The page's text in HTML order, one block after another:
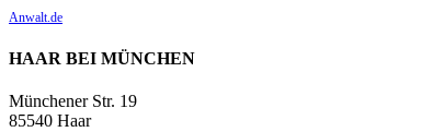
Anwalt.de
HAAR BEI MÜNCHEN
Münchener Str. 19
85540 Haar